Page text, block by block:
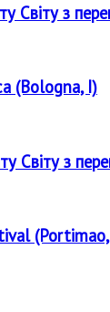
Світу з
(Bologna, I)
Світу з